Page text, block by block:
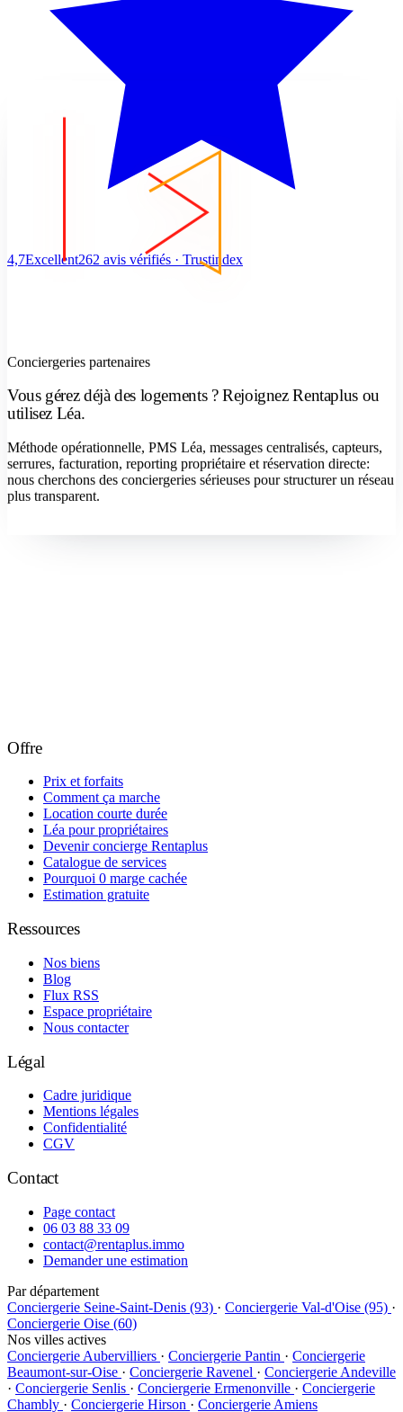
4,7Excellent262 avis vérifiés · Trustindex
Conciergeries partenaires
Vous gérez déjà des logements ? Rejoignez Rentaplus ou
utilisez Léa.
Méthode opérationnelle, PMS Léa, messages centralisés, capteurs,
serrures, facturation, reporting propriétaire et réservation directe:
nous cherchons des conciergeries sérieuses pour structurer un réseau
plus transparent.
Offre
Prix et forfaits
Comment ça marche
Location courte durée
Léa pour propriétaires
Devenir concierge Rentaplus
Catalogue de services
Pourquoi 0 marge cachée
Estimation gratuite
Ressources
Nos biens
Blog
Flux RSS
Espace propriétaire
Nous contacter
Légal
Cadre juridique
Mentions légales
Confidentialité
CGV
Contact
Page contact
06 03 88 33 09
contact@rentaplus.immo
Demander une estimation
Par département
Conciergerie Seine-Saint-Denis (93) · Conciergerie Val-d'Oise (95) ·
Conciergerie Oise (60)
Nos villes actives
Conciergerie Aubervilliers · Conciergerie Pantin · Conciergerie
Beaumont-sur-Oise · Conciergerie Ravenel · Conciergerie Andeville
· Conciergerie Senlis · Conciergerie Ermenonville · Conciergerie
Chambly · Conciergerie Hirson · Conciergerie Amiens